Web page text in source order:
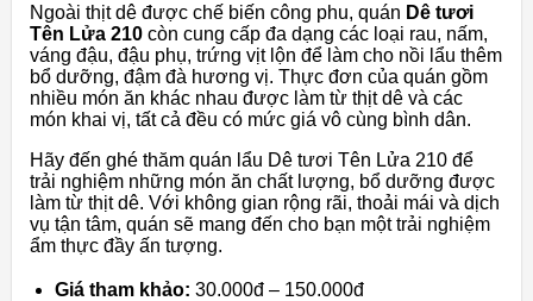
Ngoài thịt dê được chế biến công phu, quán Dê tươi
Tên Lửa 210 còn cung cấp đa dạng các loại rau, nấm,
váng đậu, đậu phụ, trứng vịt lộn để làm cho nồi lẩu thêm
bổ dưỡng, đậm đà hương vị. Thực đơn của quán gồm
nhiều món ăn khác nhau được làm từ thịt dê và các
món khai vị, tất cả đều có mức giá vô cùng bình dân.
Hãy đến ghé thăm quán lẩu Dê tươi Tên Lửa 210 để
trải nghiệm những món ăn chất lượng, bổ dưỡng được
làm từ thịt dê. Với không gian rộng rãi, thoải mái và dịch
vụ tận tâm, quán sẽ mang đến cho bạn một trải nghiệm
ẩm thực đầy ấn tượng.
Giá tham khảo: 30.000đ – 150.000đ